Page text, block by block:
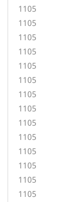
1105
1105
1105
1105
1105
1105
1105
1105
1105
1105
1105
1105
1105
1105